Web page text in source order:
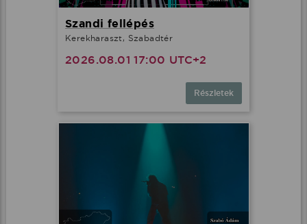
Szandi fellépés
Kerekharaszt, Szabadtér
2026.08.01 17:00 UTC+2
Részletek